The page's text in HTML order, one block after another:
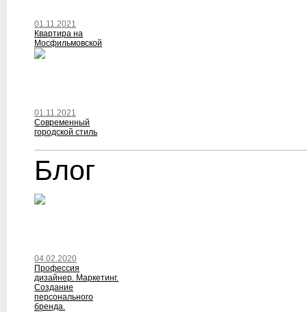
01.11.2021
Квартира на
Мосфильмовской
01.11.2021
Современный
городской стиль
Блог
04.02.2020
Профессия
дизайнер. Маркетинг.
Создание
персонального
бренда.